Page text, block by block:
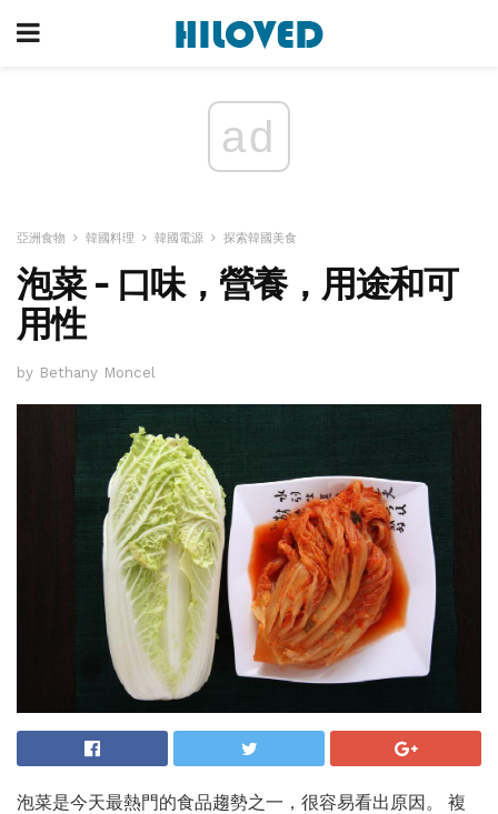
ad
亞洲食物 韓國料理 韓國電源 探索韓國美食
泡菜 - 口味，營養，用途和可
用性
by Bethany Moncel
泡菜是今天最熱門的食品趨勢之一，很容易看出原因。 複